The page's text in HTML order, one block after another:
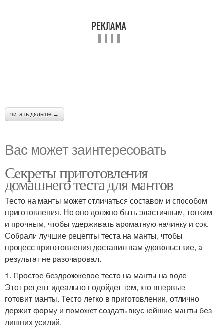
читать дальше →
Вас может заинтересовать
Секреты приготовления
домашнего теста для мантов
Тесто на манты может отличаться составом и способом
приготовления. Но оно должно быть эластичным, тонким
и прочным, чтобы удерживать ароматную начинку и сок.
Собрали лучшие рецепты теста на манты, чтобы
процесс приготовления доставил вам удовольствие, а
результат не разочаровал.
1. Простое бездрожжевое тесто на манты на воде
Этот рецепт идеально подойдет тем, кто впервые
готовит манты. Тесто легко в приготовлении, отлично
держит форму и поможет создать вкуснейшие манты без
лишних усилий.